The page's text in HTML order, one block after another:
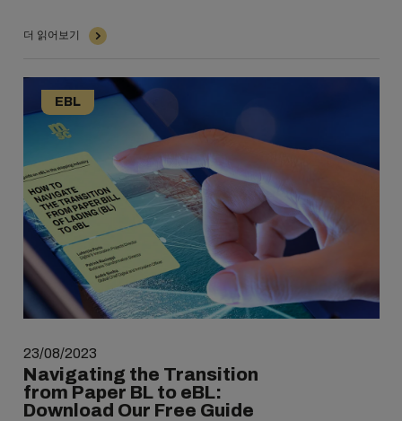
더 읽어보기
EBL
23/08/2023
Navigating the Transition
from Paper BL to eBL:
Download Our Free Guide